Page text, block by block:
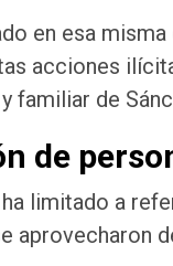
en esa
acciones
familiar de
de
limitado a
aprovecharon